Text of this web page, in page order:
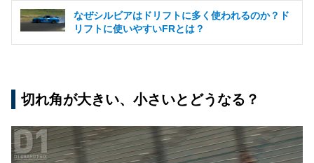
なぜシルビアはドリフトに多く使われるのか？ド
リフトに使いやすいFRとは？
切れ角が大きい、小さいとどうなる？